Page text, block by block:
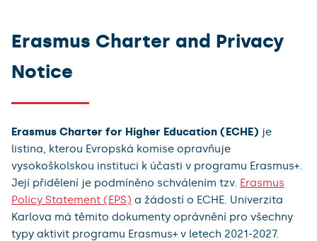
Erasmus Charter and Privacy
Notice
Erasmus Charter for Higher Education (ECHE) je
listina, kterou Evropská komise opravňuje
vysokoškolskou instituci k účasti v programu Erasmus+.
Její přidělení je podmíněno schválením tzv. Erasmus
Policy Statement (EPS) a žádostí o ECHE. Univerzita
Karlova má těmito dokumenty oprávnění pro všechny
typy aktivit programu Erasmus+ v letech 2021-2027.